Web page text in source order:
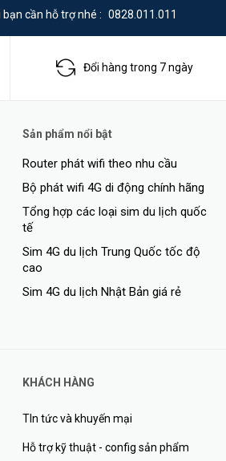
bạn cần hỗ trợ nhé : 0828.011.011
Đổi hàng trong 7 ngày
Sản phẩm nổi bật
Router phát wifi theo nhu cầu
Bộ phát wifi 4G di động chính hãng
Tổng hợp các loại sim du lịch quốc
tế
Sim 4G du lịch Trung Quốc tốc độ
cao
Sim 4G du lịch Nhật Bản giá rẻ
KHÁCH HÀNG
TIn tức và khuyến mại
Hỗ trợ kỹ thuật - config sản phẩm